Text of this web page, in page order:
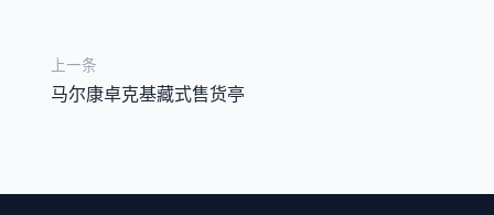
上一条
马尔康卓克基藏式售货亭